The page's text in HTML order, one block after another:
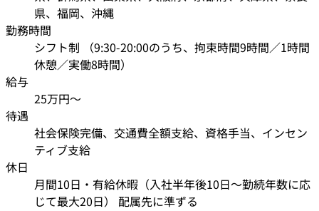
県、福岡、沖縄
勤務時間
シフト制 （9:30-20:00のうち、拘束時間9時間／1時間
休憩／実働8時間）
給与
25万円〜
待遇
社会保険完備、交通費全額支給、資格手当、インセン
ティブ支給
休日
月間10日・有給休暇（入社半年後10日〜勤続年数に応
じて最大20日） 配属先に準ずる